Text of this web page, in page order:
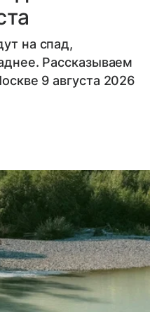
на спад,
Рассказываем
9 августа 2026